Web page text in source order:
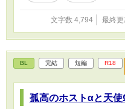
文字数 4,794 最終
BL 完結 短編 R18
孤高のホストαと天